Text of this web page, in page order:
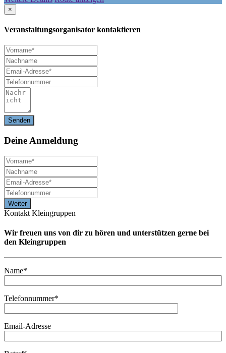
×
Veranstaltungsorganisator kontaktieren
Deine Anmeldung
Kontakt Kleingruppen
Wir freuen uns von dir zu hören und unterstützen gerne bei
den Kleingruppen
Name*
Telefonnummer*
Email-Adresse